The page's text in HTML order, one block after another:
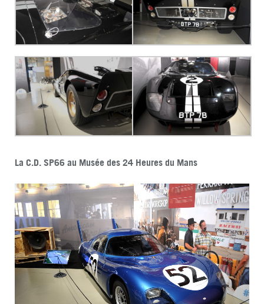
La C.D. SP66 au Musée des 24 Heures du Mans